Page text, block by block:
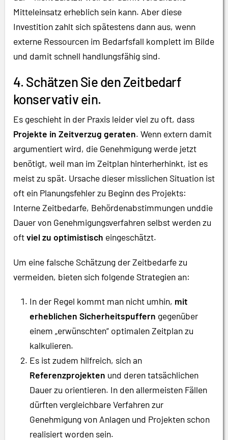
Mitteleinsatz erheblich sein kann. Aber diese
Investition zahlt sich spätestens dann aus, wenn
externe Ressourcen im Bedarfsfall komplett im Bilde
und damit schnell handlungsfähig sind.
4. Schätzen Sie den Zeitbedarf
konservativ ein.
Es geschieht in der Praxis leider viel zu oft, dass
Projekte in Zeitverzug geraten. Wenn extern damit
argumentiert wird, die Genehmigung werde jetzt
benötigt, weil man im Zeitplan hinterherhinkt, ist es
meist zu spät. Ursache dieser misslichen Situation ist
oft ein Planungsfehler zu Beginn des Projekts:
Interne Zeitbedarfe, Behördenabstimmungen unddie
Dauer von Genehmigungsverfahren selbst werden zu
oftviel zu optimistisch eingeschätzt.
Um eine falsche Schätzung der Zeitbedarfe zu
vermeiden, bieten sich folgende Strategien an:
In der Regel kommt man nicht umhin, mit
erheblichen Sicherheitspuffern gegenüber
einem „erwünschten“ optimalen Zeitplan zu
kalkulieren.
Es ist zudem hilfreich, sich an
Referenzprojekten und deren tatsächlichen
Dauer zu orientieren. In den allermeisten Fällen
dürften vergleichbare Verfahren zur
Genehmigung von Anlagen und Projekten schon
realisiert worden sein.